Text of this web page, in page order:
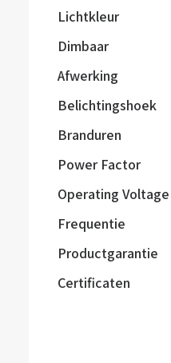
Lichtkleur
Dimbaar
Afwerking
Belichtingshoek
Branduren
Power Factor
Operating Voltage
Frequentie
Productgarantie
Certificaten